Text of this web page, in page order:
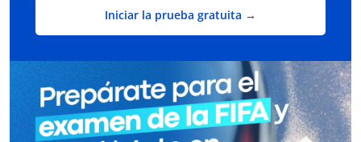
Iniciar la prueba gratuita →